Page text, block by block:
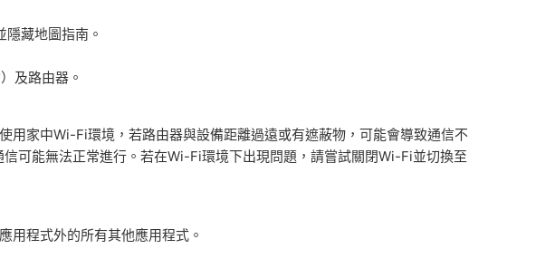
藏地圖指南。
及路由器。
用家中Wi-Fi環境，若路由器與設備距離過遠或有遮蔽物，可能會導致通信不
可能無法正常進行。若在Wi-Fi環境下出現問題，請嘗試關閉Wi-Fi並切換至
用程式外的所有其他應用程式。